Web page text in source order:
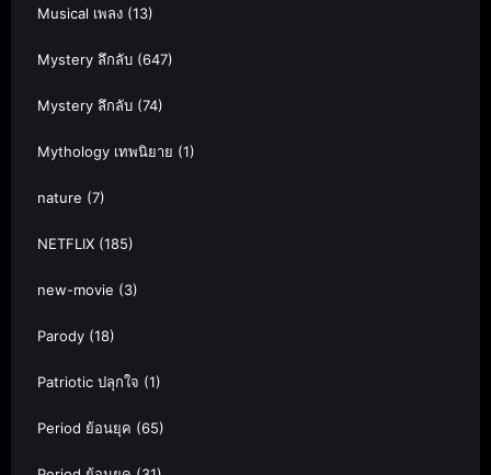
Musical เพลง (13)
Mystery ลึกลับ (647)
Mystery ลึกลับ (74)
Mythology เทพนิยาย (1)
nature (7)
NETFLIX (185)
new-movie (3)
Parody (18)
Patriotic ปลุกใจ (1)
Period ย้อนยุค (65)